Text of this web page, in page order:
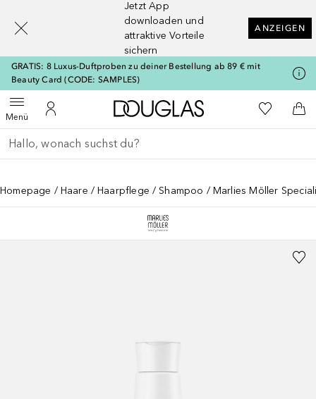
Jetzt App
downloaden und
attraktive Vorteile
sichern
ANZEIGEN
GRATIS: 8 Luxus-Duftproben zu deiner Bestellung ab 89 € mit
Beauty Card (CODE: SAMPLES)
MenüMenü öffnenZu Meinem Kundenkonto
Zur Douglas Startseite
Zu Meiner
Gehe zurück
Suche ausführen
Homepage Haare Haarpflege Shampoo Marlies Möller
[navigation.slideout.screenreader]